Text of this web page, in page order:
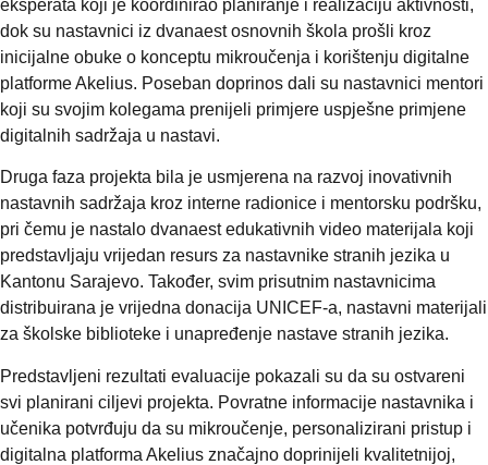
eksperata koji je koordinirao planiranje i realizaciju aktivnosti,
dok su nastavnici iz dvanaest osnovnih škola prošli kroz
inicijalne obuke o konceptu mikroučenja i korištenju digitalne
platforme Akelius. Poseban doprinos dali su nastavnici mentori
koji su svojim kolegama prenijeli primjere uspješne primjene
digitalnih sadržaja u nastavi.
Druga faza projekta bila je usmjerena na razvoj inovativnih
nastavnih sadržaja kroz interne radionice i mentorsku podršku,
pri čemu je nastalo dvanaest edukativnih video materijala koji
predstavljaju vrijedan resurs za nastavnike stranih jezika u
Kantonu Sarajevo. Također, svim prisutnim nastavnicima
distribuirana je vrijedna donacija UNICEF-a, nastavni materijali
za školske biblioteke i unapređenje nastave stranih jezika.
Predstavljeni rezultati evaluacije pokazali su da su ostvareni
svi planirani ciljevi projekta. Povratne informacije nastavnika i
učenika potvrđuju da su mikroučenje, personalizirani pristup i
digitalna platforma Akelius značajno doprinijeli kvalitetnijoj,